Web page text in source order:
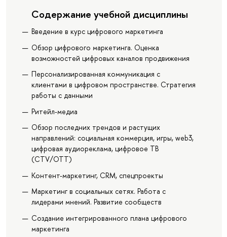
Содержание учебной дисциплины
Введение в курс цифрового маркетинга
Обзор цифрового маркетинга. Оценка
возможностей цифровых каналов продвижения
Персонализированная коммуникация с
клиентами в цифровом пространстве. Стратегия
работы с данными
Ритейл-медиа
Обзор последних трендов и растущих
направлений: социальная коммерция, игры, web3,
цифровая аудиореклама, цифровое ТВ
(CTV/OTT)
Контент-маркетинг, CRM, спецпроекты
Маркетинг в социальных сетях. Работа с
лидерами мнений. Развитие сообществ
Создание интегрированного плана цифрового
маркетинга